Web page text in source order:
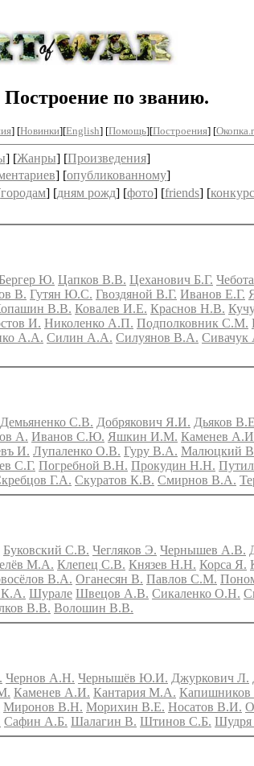
по званию.
] [Новинки][English] [Помощь][Построения] [
] [Жанры] [Произведения]
] [опубликованному]
городам] [дням рожд] [фото] [friends] [
Ю. Цапков В.В. Цеханович Б.Г.
В. Гутян Ю.С. Гвоздяной В.Г. Иванов Е.Г.
В.В. Ковалев И.Е. Краснов Н.В.
И. Николенко А.П. Подполковник С.М.
А.А. Силин А.А. Силуянов В.А. Сивачук
Демьяненко С.В. Добрякович Я.И. Дьяков
А. Иванов С.Ю. Яшкин И.М. Каменев
И. Лупаленко О.В. Гуру В.А. Малюцкий
С.Г. Погребной В.Н. Прокудин Н.Н.
Г.А. Скуратов К.В. Смирнов В.А.
Буковский С.В. Чегляков Э. Чернышев А.В.
М.А. Клепец С.В. Князев Н.Н. Корса Я.
В.А. Оганесян В. Павлов С.М.
К.А. Шурале Швецов А.В. Сикаленко О.Н.
В.В. Волошин В.В.
Чернов А.Н. Чернышёв Ю.И. Джуркович Л.
Каменев А.И. Кантария М.А. Капишников
Миронов В.Н. Морихин В.Е. Носатов В.И.
Сафин А.Б. Шалагин В. Штинов С.Б.